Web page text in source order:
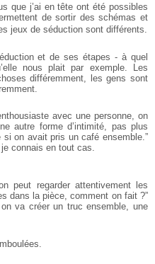
que j’ai en tête ont été possibles
de sortir des schémas et
jeux de séduction sont différents.
et de ses étapes - à quel
nous plait par exemple. Les
différemment, les gens sont
avec une personne, on
autre forme d’intimité, pas plus
si on avait pris un café ensemble.”
connais en tout cas.
peut regarder attentivement les
dans la pièce, comment on fait ?”
va créer un truc ensemble, une